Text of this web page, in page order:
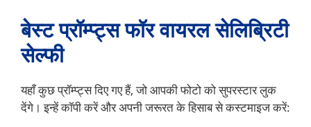
बेस्ट प्रॉम्प्ट्स फॉर वायरल सेलिब्रिटी
सेल्फी
यहाँ कुछ प्रॉम्प्ट्स दिए गए हैं, जो आपकी फोटो को सुपरस्टार लुक
देंगे। इन्हें कॉपी करें और अपनी जरूरत के हिसाब से कस्टमाइज करें: